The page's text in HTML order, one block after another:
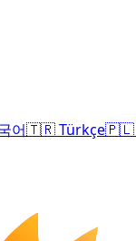
어🇹🇷Türkçe🇵🇱